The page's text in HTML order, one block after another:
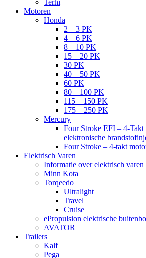
Terhi
Motoren
Honda
2 – 3 PK
4 – 6 PK
8 – 10 PK
15 – 20 PK
30 PK
40 – 50 PK
60 PK
80 – 100 PK
115 – 150 PK
175 – 250 PK
Mercury
Four Stroke EFI – 4-
elektronische
Four Stroke – 4-takt
Elektrisch Varen
Informatie over elektrisch varen
Minn Kota
Torqeedo
Ultralight
Travel
Cruise
ePropulsion elektrische
AVATOR
Trailers
Kalf
Pega